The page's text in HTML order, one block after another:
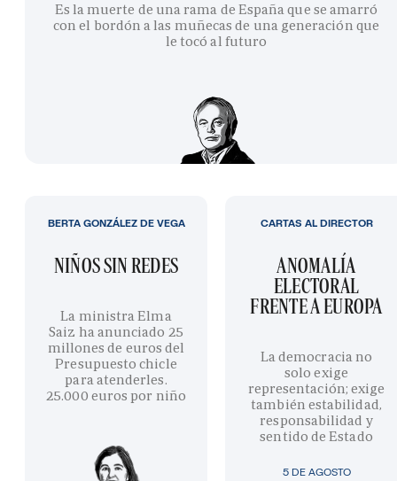
Es la muerte de una rama de España que se amarró
con el bordón a las muñecas de una generación que
le tocó al futuro
NIÑOS SIN REDES
La ministra Elma
Saiz ha anunciado 25
millones de euros del
Presupuesto chicle
para atenderles.
25.000 euros por niño
BERTA GONZÁLEZ DE VEGA
5 DE AGOSTO
ANOMALÍA
ELECTORAL
FRENTE A EUROPA
La democracia no
solo exige
representación; exige
también estabilidad,
responsabilidad y
sentido de Estado
CARTAS AL DIRECTOR